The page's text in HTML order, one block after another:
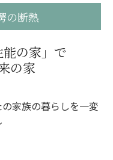
の断熱
能の家」で
の家
家族の暮らしを一変